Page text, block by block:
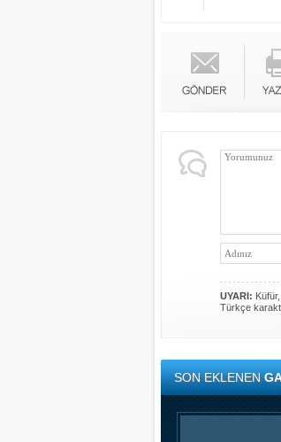
UYARI:
Türkçe
SON EKLENEN